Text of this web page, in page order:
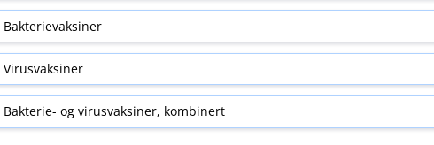
Bakterievaksiner
Virusvaksiner
Bakterie- og virusvaksiner, kombinert